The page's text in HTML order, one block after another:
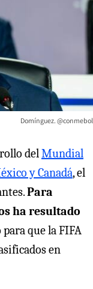
Domínguez. @conmebol
delMundial
y Canadá, el
Para
ha resultado
que la FIFA
en